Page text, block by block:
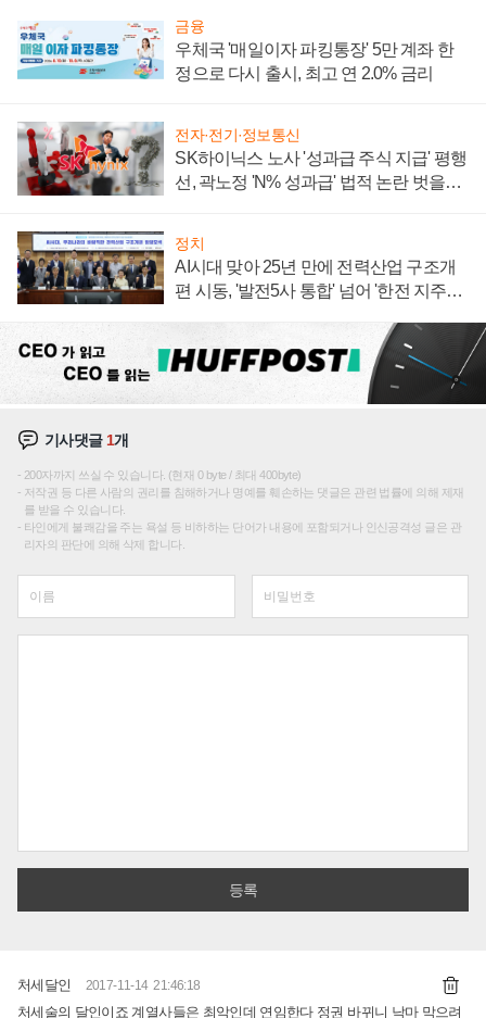
금융
우체국 '매일이자 파킹통장' 5만 계좌 한
정으로 다시 출시, 최고 연 2.0% 금리
전자·전기·정보통신
SK하이닉스 노사 '성과급 주식 지급' 평행
선, 곽노정 'N% 성과급' 법적 논란 벗을지
정치
AI시대 맞아 25년 만에 전력산업 구조개
편 시동, '발전5사 통합' 넘어 '한전 지주사'
기사댓글 1개
200자까지 쓰실 수 있습니다. (현재 0 byte / 최대 400byte)
저작권 등 다른 사람의 권리를 침해하거나 명예를 훼손하는 댓글은 관련 법률에 의해 제재
를 받을 수 있습니다.
타인에게 불쾌감을 주는 욕설 등 비하하는 단어가 내용에 포함되거나 인신공격성 글은 관
리자의 판단에 의해 삭제 합니다.
처세달인 2017-11-14 21:46:18
처세술의 달인이죠 계열사들은 최악인데 연임한다 정권 바뀌니 낙마 막으려